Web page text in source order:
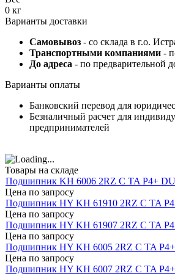
0 кг
Варианты доставки
Самовывоз - со склада в г.о.
Транспортными компаниями -
До адреса - по предварительной
Варианты оплаты
Банковский перевод для
Безналичный расчет для
предпринимателей
Товары на складе
Подшипник KH 6006 2RZ C TA P4+
Цена по запросу
Подшипник HY KH 61910 2RZ C TA
Цена по запросу
Подшипник HY KH 61907 2RZ C TA
Цена по запросу
Подшипник HY KH 6005 2RZ C TA
Цена по запросу
Подшипник HY KH 6007 2RZ C TA